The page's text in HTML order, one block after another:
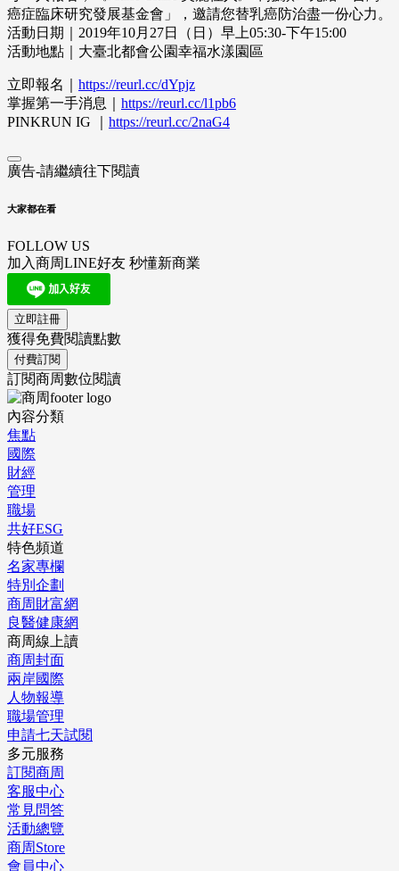
癌症臨床研究發展基金會」，邀請您替乳癌防治盡一份心力。
活動日期｜2019年10月27日（日）早上05:30-下午15:00
活動地點｜大臺北都會公園幸福水漾園區
立即報名｜ https://reurl.cc/dYpjz
掌握第一手消息｜ https://reurl.cc/l1pb6
PINKRUN IG ｜ https://reurl.cc/2naG4
廣告-請繼續往下閱讀
大家都在看
FOLLOW US
加入商周LINE好友 秒懂新商業
立即註冊
獲得免費閱讀點數
付費訂閱
訂閱商周數位閱讀
內容分類
焦點
國際
財經
管理
職場
共好ESG
特色頻道
名家專欄
特別企劃
商周財富網
良醫健康網
商周線上讀
商周封面
兩岸國際
人物報導
職場管理
申請七天試閱
多元服務
訂閱商周
客服中心
常見問答
活動總覽
商周Store
會員中心